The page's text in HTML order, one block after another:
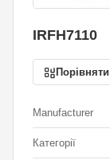
IRFH7110
Порівняти
Manufacturer
Категорії